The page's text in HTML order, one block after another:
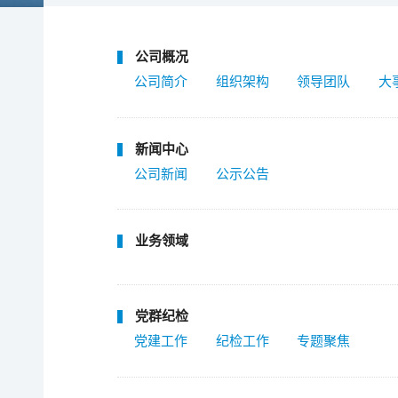
公司概况
公司简介
组织架构 领导团队 大
新闻中心
公司新闻
公示公告
业务领域
党群纪检
党建工作
纪检工作 专题聚焦